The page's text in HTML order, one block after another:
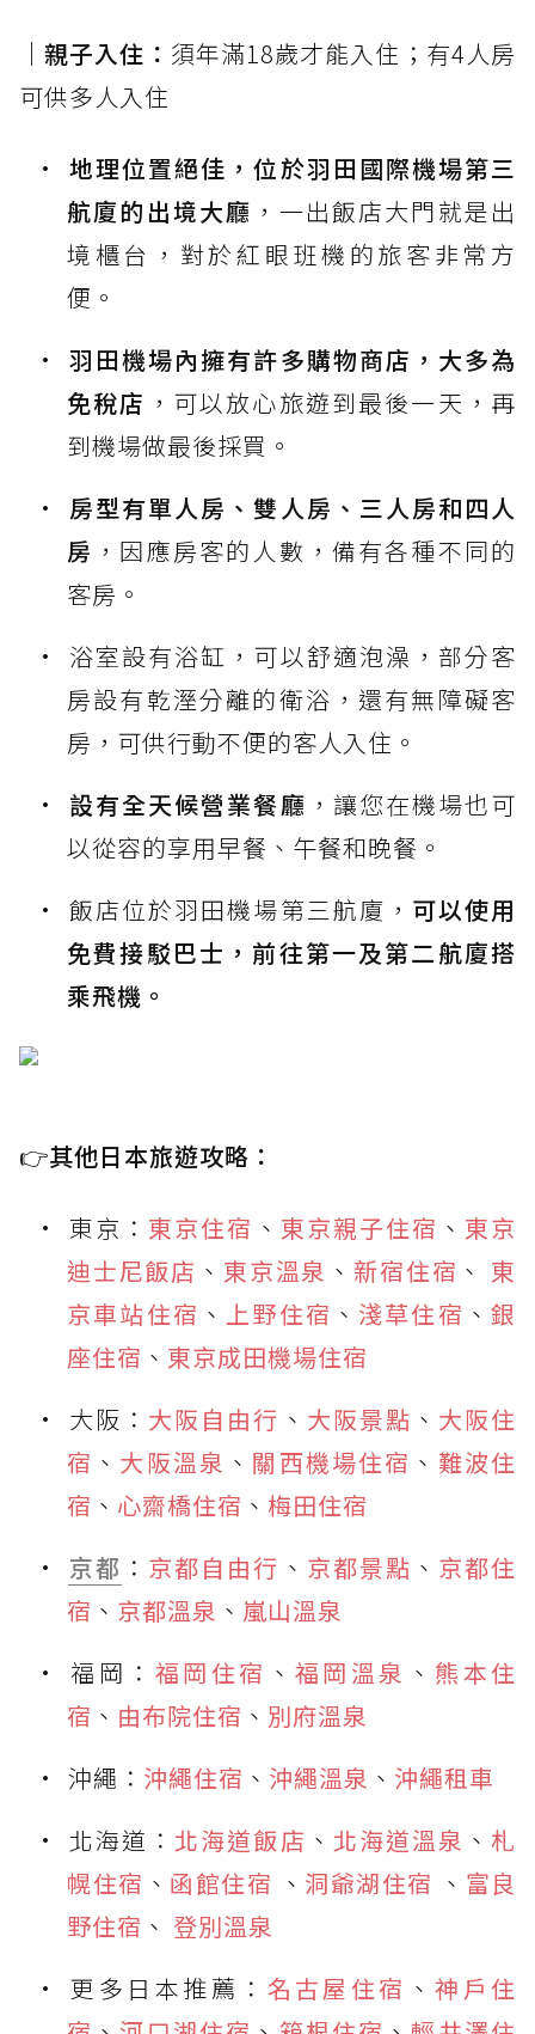
｜親子入住： 須年滿18歲才能入住；有4人房
可供多人入住
地理位置絕佳，位於羽田國際機場第三
航廈的出境大廳 ，一出飯店大門就是出
境櫃台，對於紅眼班機的旅客非常方
便。
羽田機場內擁有許多購物商店，大多為
免稅店 ，可以放心旅遊到最後一天，再
到機場做最後採買。
房型有單人房、雙人房、三人房和四人
房 ，因應房客的人數，備有各種不同的
客房。
浴室設有浴缸，可以舒適泡澡，部分客
房設有乾溼分離的衛浴，還有無障礙客
房，可供行動不便的客人入住。
設有全天候營業餐廳 ，讓您在機場也可
以從容的享用早餐、午餐和晚餐。
飯店位於羽田機場第三航廈， 可以使用
免費接駁巴士，前往第一及第二航廈搭
乘飛機。
👉其他日本旅遊攻略：
東京： 東京住宿 、 東京親子住宿 、 東京
迪士尼飯店 、 東京溫泉 、 新宿住宿 、 東
京車站住宿 、 上野住宿 、 淺草住宿 、 銀
座住宿 、 東京成田機場住宿
大阪： 大阪自由行 、 大阪景點 、 大阪住
宿 、 大阪溫泉 、 關西機場住宿 、 難波住
宿 、 心齋橋住宿 、 梅田住宿
京都 ： 京都自由行 、 京都景點 、 京都住
宿 、 京都溫泉 、 嵐山溫泉
福岡： 福岡住宿 、 福岡溫泉 、 熊本住
宿 、 由布院住宿 、 別府溫泉
沖繩： 沖繩住宿 、 沖繩溫泉 、 沖繩租車
北海道： 北海道飯店 、 北海道溫泉 、札
幌住宿 、 函館住宿 、 洞爺湖住宿 、 富良
野住宿 、 登別溫泉
更多日本推薦： 名古屋住宿 、神戶住